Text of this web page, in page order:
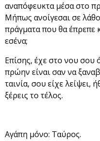
αναπόφευκτα μέσα στο
Μήπως ανοίγεσαι σε
πράγματα που θα έπρεπε
εσένα;
Επίσης, έχε στο νου σου
πρώην είναι σαν να
ταινία, σου είχε λείψει,
ξέρεις το τέλος.
Αγάπη μόνο: Ταύρος.